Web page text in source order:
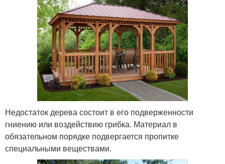
Недостаток дерева состоит в его подверженности
гниению или воздействию грибка. Материал в
обязательном порядке подвергается пропитке
специальными веществами.